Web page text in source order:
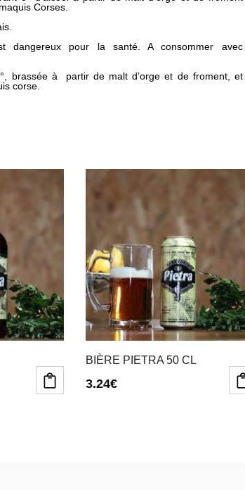
Corses.
dangereux pour la santé. A consommer avec
brassée à partir de malt d’orge et de froment, et
corse.
BIÈRE PIETRA 50 CL
3.24€